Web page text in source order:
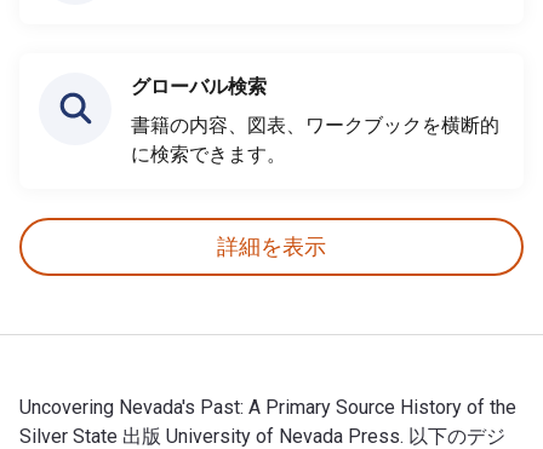
グローバル検索
書籍の内容、図表、ワークブックを横断的
に検索できます。
詳細を表示
Uncovering Nevada's Past: A Primary Source History of the
Silver State 出版 University of Nevada Press. 以下のデジ